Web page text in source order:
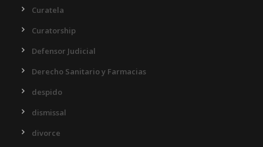
Curatela
Curatorship
Defensor Judicial
Derecho Sanitario y Farmacias
despido
dismissal
divorce